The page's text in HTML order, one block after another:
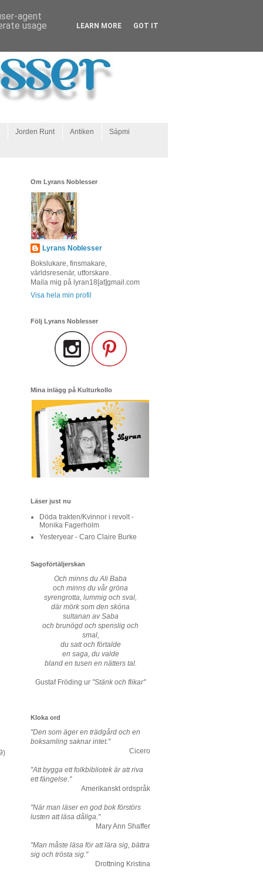
Jorden Runt Antiken Sápmi
Om Lyrans Noblesser
Lyrans Noblesser
Bokslukare, finsmakare,
världsresenär, utforskare.
Maila mig på lyran18[at]gmail.com
Visa hela min profil
Följ Lyrans Noblesser
Mina inlägg på Kulturkollo
Läser just nu
Döda trakten/Kvinnor i revolt -
Monika Fagerholm
Yesteryear - Caro Claire Burke
Sagoförtäljerskan
Och minns du Ali Baba
och minns du vår gröna
syrengrotta, lummig och sval,
där mörk som den sköna
sultanan av Saba
och brunögd och spenslig och
smal,
du satt och förtalde
en saga, du valde
bland en tusen en nätters tal.
Gustaf Fröding ur "Stänk och flikar"
Kloka ord
"Den som äger en trädgård och en
boksamling saknar intet."
Cicero
"Att bygga ett folkbibliotek är att riva
ett fängelse."
Amerikanskt ordspråk
"När man läser en god bok förstörs
lusten att läsa dåliga."
Mary Ann Shaffer
"Man måste läsa för att lära sig, bättra
sig och trösta sig."
Drottning Kristina
agent
usage
LEARN MORE GOT IT